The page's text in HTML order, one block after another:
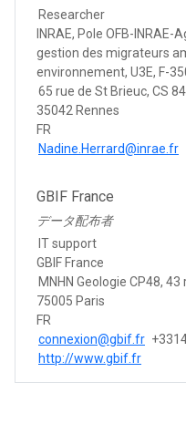
Researcher
INRAE, Pole OFB-
gestion des migrateurs
environnement, U3E, F-
65 rue de St Brieuc, CS
35042 Rennes
FR
Nadine.Herrard@inrae.fr
GBIF France
データ配布者
IT support
GBIF France
MNHN Geologie CP48,
75005 Paris
FR
connexion@gbif.fr
http://www.gbif.fr